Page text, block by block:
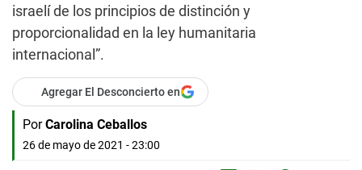
israelí de los principios de distinción y
proporcionalidad en la ley humanitaria
internacional”.
Agregar El Desconcierto en
Por Carolina Ceballos
26 de mayo de 2021 - 23:00